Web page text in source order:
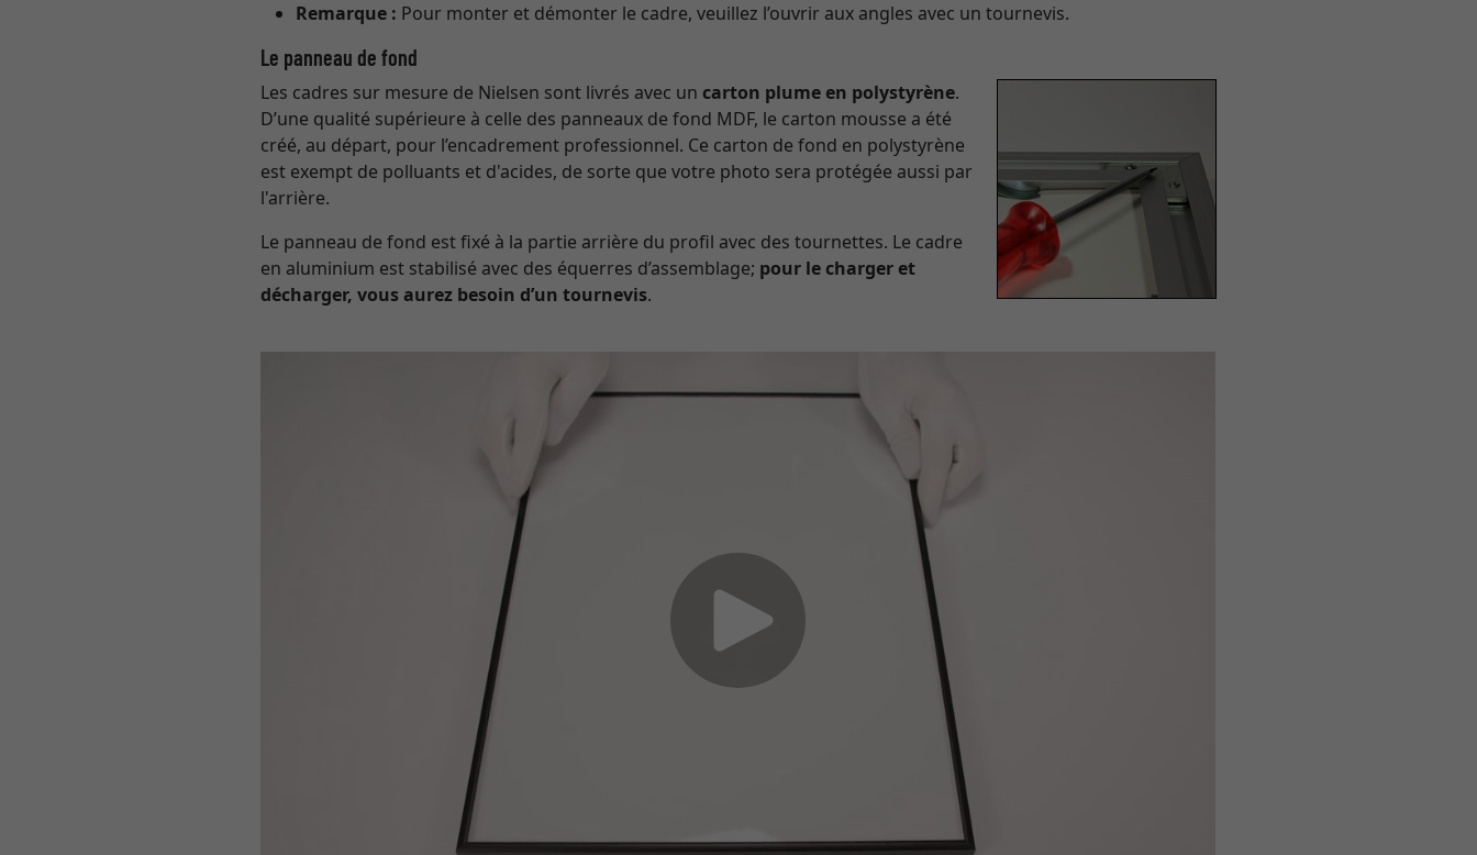
Remarque : Pour monter et démonter le cadre, veuillez l’ouvrir aux angles avec un tournevis.
Le panneau de fond
Les cadres sur mesure de Nielsen sont livrés avec un carton plume en polystyrène.
D’une qualité supérieure à celle des panneaux de fond MDF, le carton mousse a été
créé, au départ, pour l’encadrement professionnel. Ce carton de fond en polystyrène
est exempt de polluants et d'acides, de sorte que votre photo sera protégée aussi par
l'arrière.
Le panneau de fond est fixé à la partie arrière du profil avec des tournettes. Le cadre
en aluminium est stabilisé avec des équerres d’assemblage; pour le charger et
décharger, vous aurez besoin d’un tournevis.